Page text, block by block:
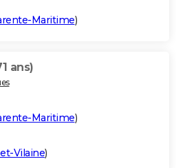
Maritime)
ans)
Maritime)
Vilaine)